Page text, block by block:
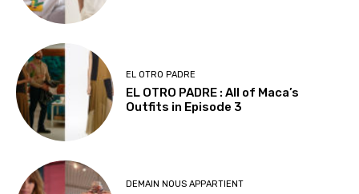
EL OTRO PADRE
EL OTRO PADRE : All of Maca’s
Outfits in Episode 3
DEMAIN NOUS APPARTIENT